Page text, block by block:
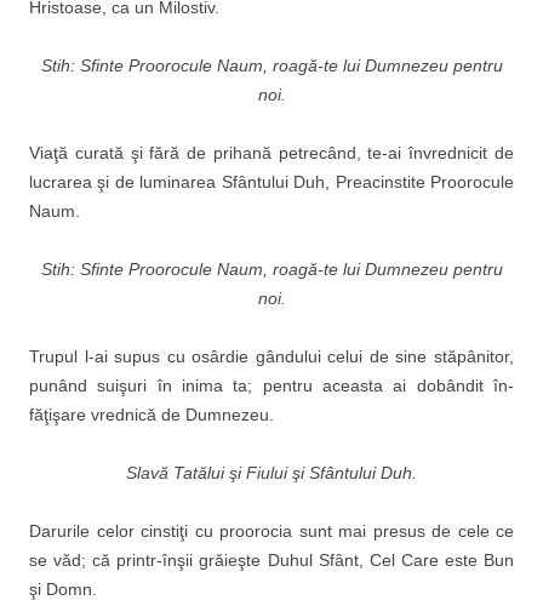
Hristoase, ca un Milostiv.
Stih: Sfinte Proorocule Naum, roagă-te lui Dumnezeu pentru
noi.
Viaţă curată şi fără de pri­hană petrecând, te-ai învred­nicit de
lucrarea şi de lumi­narea Sfântului Duh, Preacin­stite Proorocule
Naum.
Stih: Sfinte Proorocule Naum, roagă-te lui Dumnezeu pentru
noi.
Trupul l-ai supus cu osârdie gândului celui de sine stăpânitor,
punând suişuri în inima ta; pentru aceasta ai dobândit în­
făţişare vrednică de Dumnezeu.
Slavă Tatălui şi Fiului şi Sfântului Duh.
Darurile celor cinstiţi cu proorocia sunt mai presus de cele ce
se văd; că printr-înşii grăieşte Duhul Sfânt, Cel Care este Bun
şi Domn.